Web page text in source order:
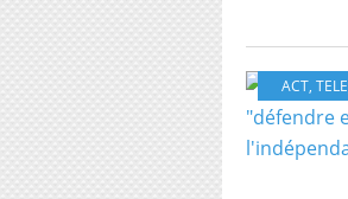
ACT, TELE